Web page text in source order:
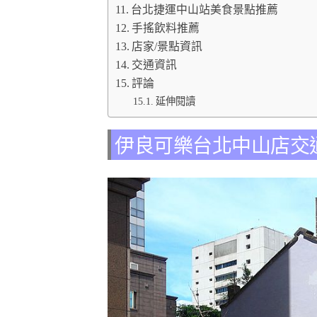
台北捷運中山站美食景點推薦
手搖飲料推薦
店家/景點資訊
交通資訊
評論
延伸閱讀
伊良可樂台北中山店交